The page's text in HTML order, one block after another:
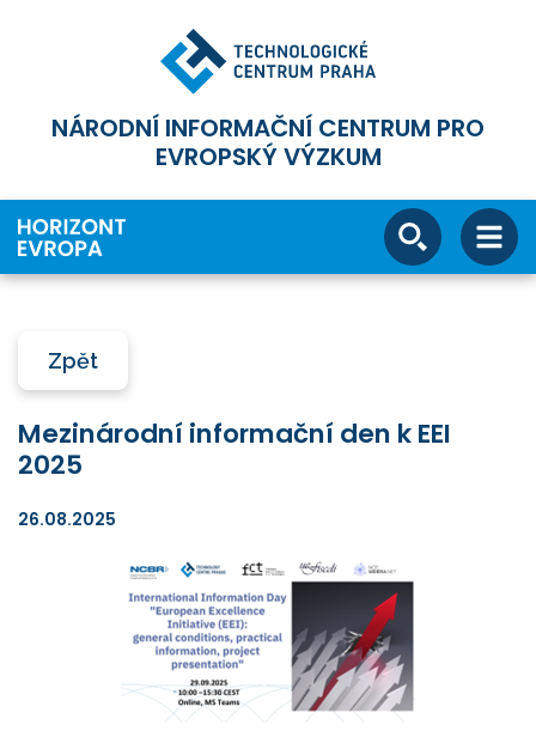
NÁRODNÍ INFORMAČNÍ CENTRUM PRO
EVROPSKÝ VÝZKUM
Zpět
Mezinárodní informační den k EEI
2025
26.08.2025